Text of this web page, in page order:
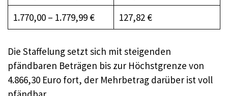
1.770,00 – 1.779,99 €
127,82 €
Die Staffelung setzt sich mit steigenden
pfändbaren Beträgen bis zur Höchstgrenze von
4.866,30 Euro fort, der Mehrbetrag darüber ist voll